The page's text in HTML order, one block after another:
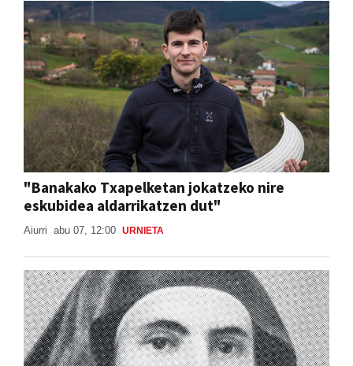
"Banakako Txapelketan jokatzeko nire
eskubidea aldarrikatzen dut"
Aiurri abu 07, 12:00 URNIETA